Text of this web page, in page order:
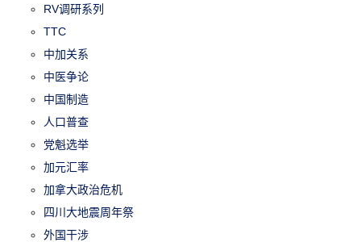
RV调研系列
TTC
中加关系
中医争论
中国制造
人口普查
党魁选举
加元汇率
加拿大政治危机
四川大地震周年祭
外国干涉